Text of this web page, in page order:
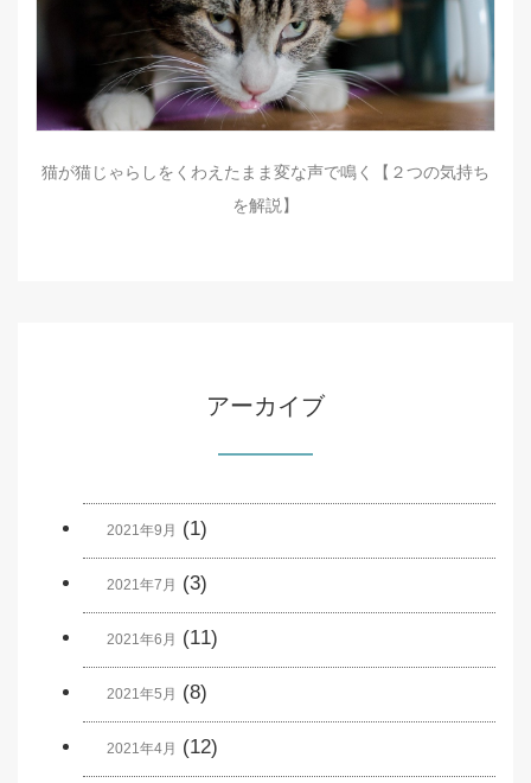
猫が猫じゃらしをくわえたまま変な声で鳴く【２つの気持ち
を解説】
アーカイブ
2021年9月 (1)
2021年7月 (3)
2021年6月 (11)
2021年5月 (8)
2021年4月 (12)